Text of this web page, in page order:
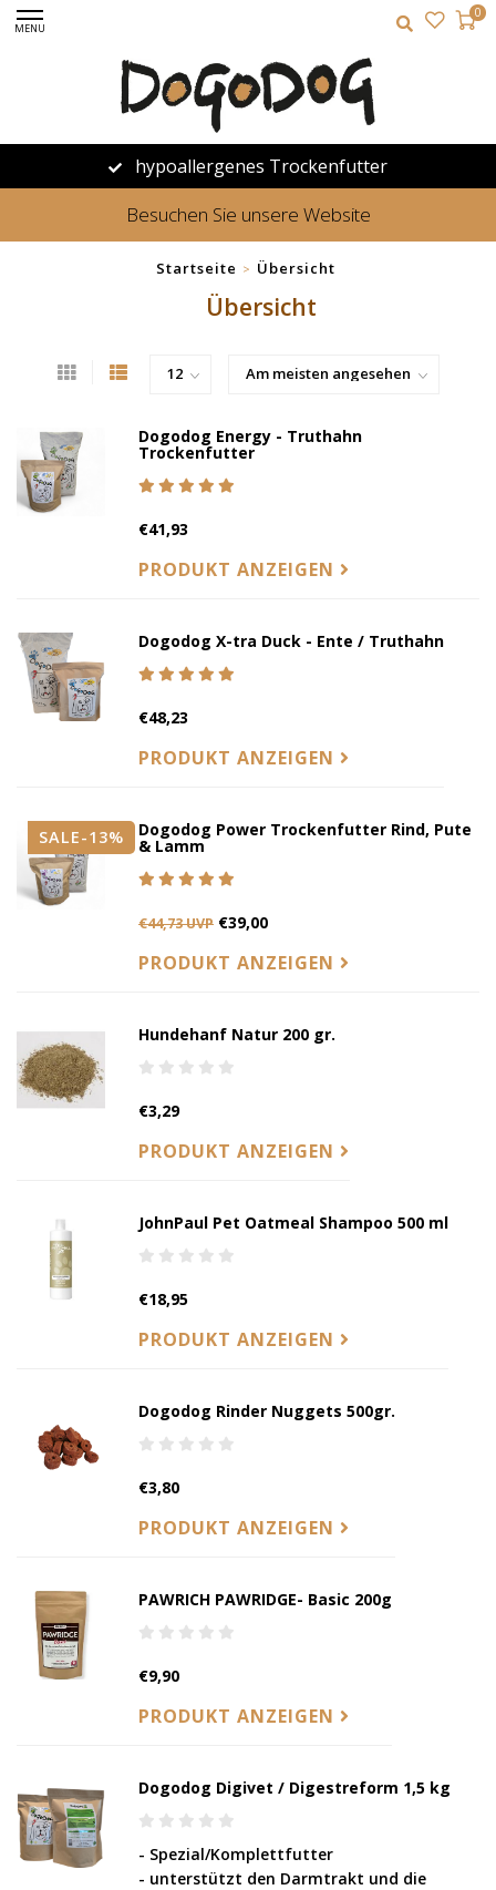
MENU
0
hypoallergenes Trockenfutter
Besuchen Sie unsere Website
Startseite > Übersicht
Übersicht
Dogodog Energy - Truthahn
Trockenfutter
€41,93
PRODUKT ANZEIGEN
Dogodog X-tra Duck - Ente / Truthahn
€48,23
PRODUKT ANZEIGEN
SALE-13% Dogodog Power Trockenfutter Rind, Pute
& Lamm
€44,73 UVP €39,00
PRODUKT ANZEIGEN
Hundehanf Natur 200 gr.
€3,29
PRODUKT ANZEIGEN
JohnPaul Pet Oatmeal Shampoo 500 ml
€18,95
PRODUKT ANZEIGEN
Dogodog Rinder Nuggets 500gr.
€3,80
PRODUKT ANZEIGEN
PAWRICH PAWRIDGE- Basic 200g
€9,90
PRODUKT ANZEIGEN
Dogodog Digivet / Digestreform 1,5 kg
- Spezial/Komplettfutter
- unterstützt den Darmtrakt und die